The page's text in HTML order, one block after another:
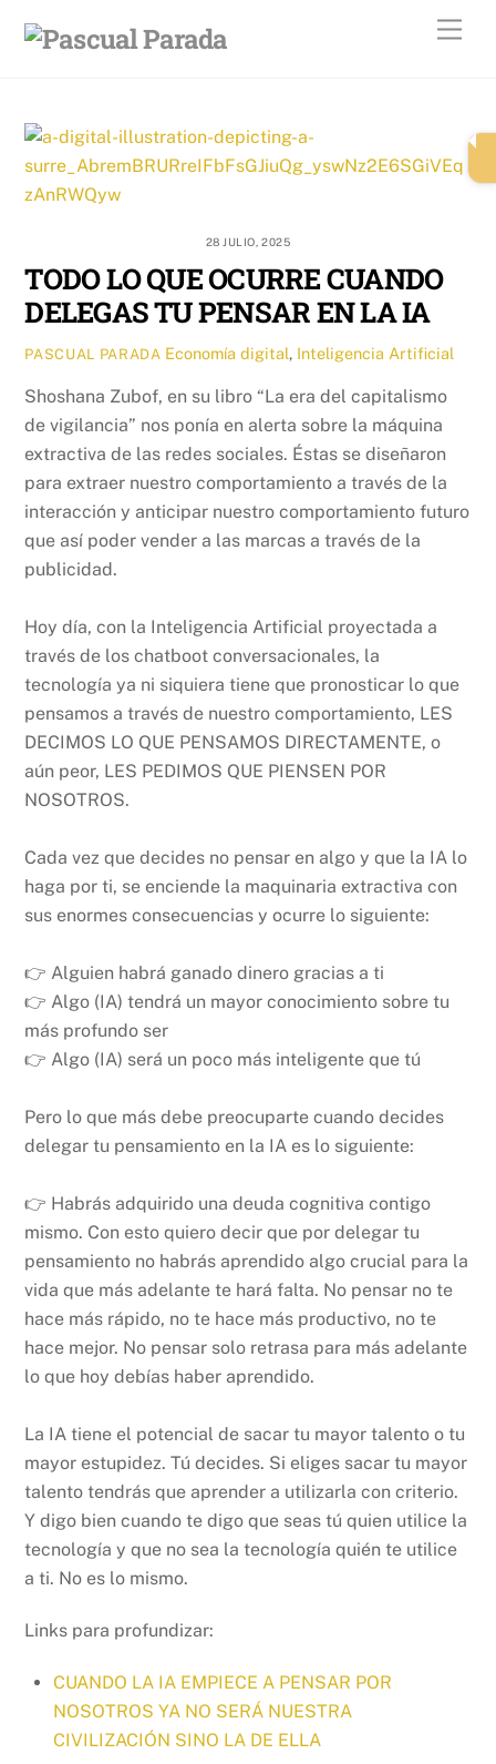
28 JULIO, 2025
TODO LO QUE OCURRE CUANDO
DELEGAS TU PENSAR EN LA IA
PASCUAL PARADA Economía digital, Inteligencia Artificial
Shoshana Zubof, en su libro “La era del capitalismo
de vigilancia” nos ponía en alerta sobre la máquina
extractiva de las redes sociales. Éstas se diseñaron
para extraer nuestro comportamiento a través de la
interacción y anticipar nuestro comportamiento futuro
que así poder vender a las marcas a través de la
publicidad.
Hoy día, con la Inteligencia Artificial proyectada a
través de los chatboot conversacionales, la
tecnología ya ni siquiera tiene que pronosticar lo que
pensamos a través de nuestro comportamiento, LES
DECIMOS LO QUE PENSAMOS DIRECTAMENTE, o
aún peor, LES PEDIMOS QUE PIENSEN POR
NOSOTROS.
Cada vez que decides no pensar en algo y que la IA lo
haga por ti, se enciende la maquinaria extractiva con
sus enormes consecuencias y ocurre lo siguiente:
👉 Alguien habrá ganado dinero gracias a ti
👉 Algo (IA) tendrá un mayor conocimiento sobre tu
más profundo ser
👉 Algo (IA) será un poco más inteligente que tú
Pero lo que más debe preocuparte cuando decides
delegar tu pensamiento en la IA es lo siguiente:
👉 Habrás adquirido una deuda cognitiva contigo
mismo. Con esto quiero decir que por delegar tu
pensamiento no habrás aprendido algo crucial para la
vida que más adelante te hará falta. No pensar no te
hace más rápido, no te hace más productivo, no te
hace mejor. No pensar solo retrasa para más adelante
lo que hoy debías haber aprendido.
La IA tiene el potencial de sacar tu mayor talento o tu
mayor estupidez. Tú decides. Si eliges sacar tu mayor
talento tendrás que aprender a utilizarla con criterio.
Y digo bien cuando te digo que seas tú quien utilice la
tecnología y que no sea la tecnología quién te utilice
a ti. No es lo mismo.
Links para profundizar:
CUANDO LA IA EMPIECE A PENSAR POR
NOSOTROS YA NO SERÁ NUESTRA
CIVILIZACIÓN SINO LA DE ELLA